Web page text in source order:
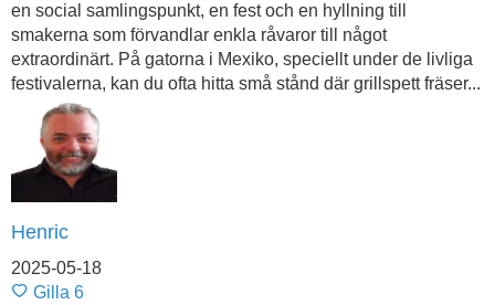
en social samlingspunkt, en fest och en hyllning till
smakerna som förvandlar enkla råvaror till något
extraordinärt. På gatorna i Mexiko, speciellt under de livliga
festivalerna, kan du ofta hitta små stånd där grillspett fräser...
Henric
2025-05-18
Gilla 6